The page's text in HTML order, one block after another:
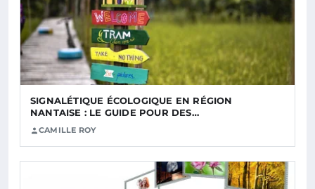
SIGNALÉTIQUE ÉCOLOGIQUE EN RÉGION
NANTAISE : LE GUIDE POUR DES…
CAMILLE ROY